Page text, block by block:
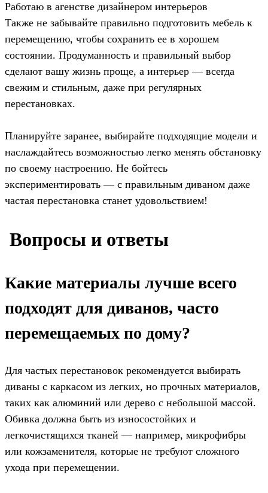
Работаю в агенстве дизайнером интерьеров
Также не забывайте правильно подготовить мебель к
перемещению, чтобы сохранить ее в хорошем
состоянии. Продуманность и правильный выбор
сделают вашу жизнь проще, а интерьер — всегда
свежим и стильным, даже при регулярных
перестановках.
Планируйте заранее, выбирайте подходящие модели и
наслаждайтесь возможностью легко менять обстановку
по своему настроению. Не бойтесь
экспериментировать — с правильным диваном даже
частая перестановка станет удовольствием!
️ Вопросы и ответы
Какие материалы лучше всего
подходят для диванов, часто
перемещаемых по дому?
Для частых перестановок рекомендуется выбирать
диваны с каркасом из легких, но прочных материалов,
таких как алюминий или дерево с небольшой массой.
Обивка должна быть из износостойких и
легкочистящихся тканей — например, микрофибры
или кожзаменителя, которые не требуют сложного
ухода при перемещении.